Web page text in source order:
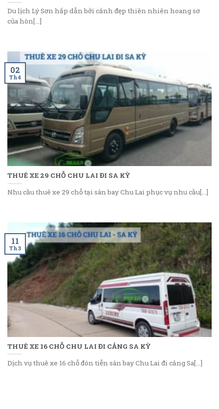
Du lịch Lý Sơn hấp dẫn bởi cảnh đẹp thiên nhiên hoang sơ
của hòn[...]
THUÊ XE 29 CHỖ CHU LAI ĐI SA KỲ
Nhu cầu thuê xe 29 chỗ tại sân bay Chu Lai phục vụ nhu cầu[...]
02
Th4
THUÊ XE 16 CHỖ CHU LAI ĐI CẢNG SA KỲ
Dịch vụ thuê xe 16 chỗ đón tiễn sân bay Chu Lai đi cảng Sa[...]
11
Th3